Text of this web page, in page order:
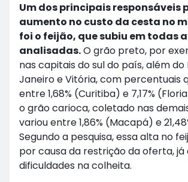
Um dos principais responsáveis
aumento no custo da cesta no
foi o feijão, que subiu em todas
analisadas.O grão preto, por
nas capitais do sul do país, além do
Janeiro e Vitória, com percentuais
entre 1,68% (Curitiba) e 7,17%
o grão carioca, coletado nas
variou entre 1,86% (Macapá) e
Segundo a pesquisa, essa alta no
por causa da restrição da oferta, já
dificuldades na colheita.